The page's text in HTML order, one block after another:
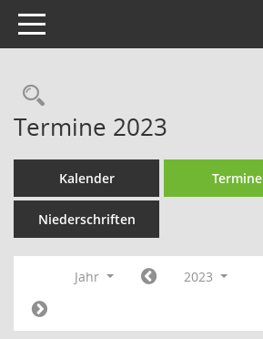
Toggle navigation
Rechercheauswahl
Termine 2023
Kalender Termine
Niederschriften
Jahr 2023